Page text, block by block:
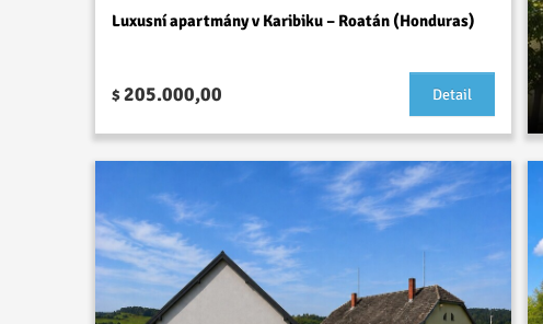
Luxusní apartmány v Karibiku – Roatán (Honduras)
$205.000,00 Detail